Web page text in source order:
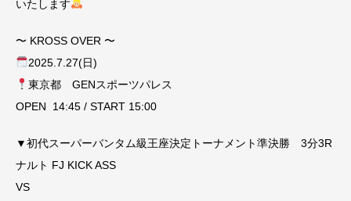
いたします
〜 KROSS OVER 〜
2025.7.27(日)
東京都 GENスポーツパレス
OPEN 14:45 / START 15:00
▼初代スーパーバンタム級王座決定トーナメント準決勝 3分3R
ナルト FJ KICK ASS
VS